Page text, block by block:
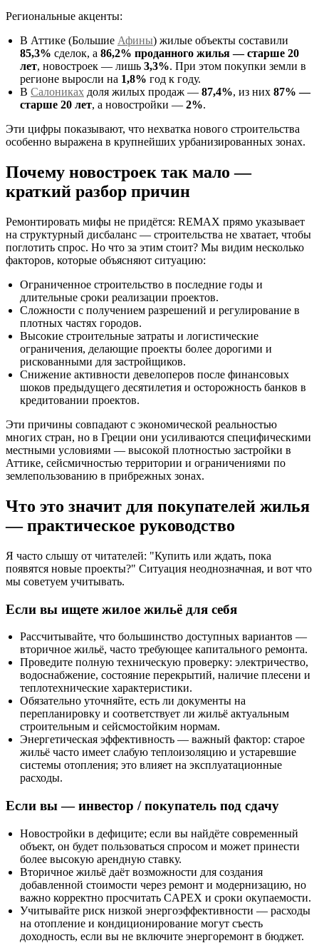
Региональные акценты:
В Аттике (Большие Афины) жилые объекты составили
85,3% сделок, а 86,2% проданного жилья — старше 20
лет, новостроек — лишь 3,3%. При этом покупки земли в
регионе выросли на 1,8% год к году.
В Салониках доля жилых продаж — 87,4%, из них 87% —
старше 20 лет, а новостройки — 2%.
Эти цифры показывают, что нехватка нового строительства
особенно выражена в крупнейших урбанизированных зонах.
Почему новостроек так мало —
краткий разбор причин
Ремонтировать мифы не придётся: REMAX прямо указывает
на структурный дисбаланс — строительства не хватает, чтобы
поглотить спрос. Но что за этим стоит? Мы видим несколько
факторов, которые объясняют ситуацию:
Ограниченное строительство в последние годы и
длительные сроки реализации проектов.
Сложности с получением разрешений и регулирование в
плотных частях городов.
Высокие строительные затраты и логистические
ограничения, делающие проекты более дорогими и
рискованными для застройщиков.
Снижение активности девелоперов после финансовых
шоков предыдущего десятилетия и осторожность банков в
кредитовании проектов.
Эти причины совпадают с экономической реальностью
многих стран, но в Греции они усиливаются специфическими
местными условиями — высокой плотностью застройки в
Аттике, сейсмичностью территории и ограничениями по
землепользованию в прибрежных зонах.
Что это значит для покупателей жилья
— практическое руководство
Я часто слышу от читателей: "Купить или ждать, пока
появятся новые проекты?" Ситуация неоднозначная, и вот что
мы советуем учитывать.
Если вы ищете жилое жильё для себя
Рассчитывайте, что большинство доступных вариантов —
вторичное жильё, часто требующее капитального ремонта.
Проведите полную техническую проверку: электричество,
водоснабжение, состояние перекрытий, наличие плесени и
теплотехнические характеристики.
Обязательно уточняйте, есть ли документы на
перепланировку и соответствует ли жильё актуальным
строительным и сейсмостойким нормам.
Энергетическая эффективность — важный фактор: старое
жильё часто имеет слабую теплоизоляцию и устаревшие
системы отопления; это влияет на эксплуатационные
расходы.
Если вы — инвестор / покупатель под сдачу
Новостройки в дефиците; если вы найдёте современный
объект, он будет пользоваться спросом и может принести
более высокую арендную ставку.
Вторичное жильё даёт возможности для создания
добавленной стоимости через ремонт и модернизацию, но
важно корректно просчитать CAPEX и сроки окупаемости.
Учитывайте риск низкой энергоэффективности — расходы
на отопление и кондиционирование могут съесть
доходность, если вы не включите энергоремонт в бюджет.